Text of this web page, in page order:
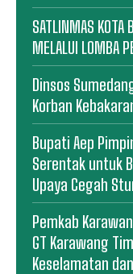
SATLINMAS KOTA
MELALUI LOMBA
Dinsos
Korban
Bupati Aep
Serentak untuk
Upaya Cegah
Pemkab
GT Karawang
Keselamatan